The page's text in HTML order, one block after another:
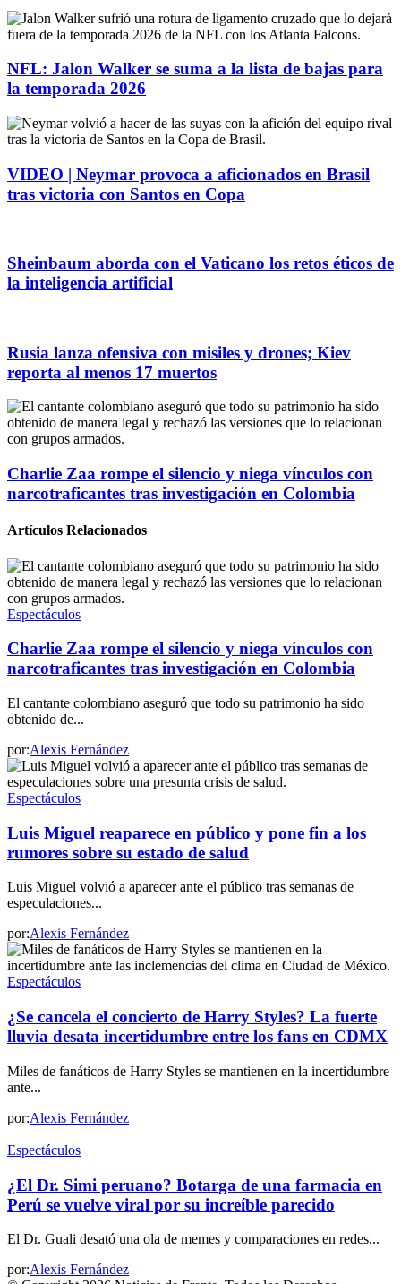
NFL: Jalon Walker se suma a la lista de bajas para
la temporada 2026
VIDEO | Neymar provoca a aficionados en Brasil
tras victoria con Santos en Copa
Sheinbaum aborda con el Vaticano los retos éticos de
la inteligencia artificial
Rusia lanza ofensiva con misiles y drones; Kiev
reporta al menos 17 muertos
Charlie Zaa rompe el silencio y niega vínculos con
narcotraficantes tras investigación en Colombia
Artículos Relacionados
Espectáculos
Charlie Zaa rompe el silencio y niega vínculos con
narcotraficantes tras investigación en Colombia
El cantante colombiano aseguró que todo su patrimonio ha sido
obtenido de...
por:Alexis Fernández
Espectáculos
Luis Miguel reaparece en público y pone fin a los
rumores sobre su estado de salud
Luis Miguel volvió a aparecer ante el público tras semanas de
especulaciones...
por:Alexis Fernández
Espectáculos
¿Se cancela el concierto de Harry Styles? La fuerte
lluvia desata incertidumbre entre los fans en CDMX
Miles de fanáticos de Harry Styles se mantienen en la incertidumbre
ante...
por:Alexis Fernández
Espectáculos
¿El Dr. Simi peruano? Botarga de una farmacia en
Perú se vuelve viral por su increíble parecido
El Dr. Guali desató una ola de memes y comparaciones en redes...
por:Alexis Fernández